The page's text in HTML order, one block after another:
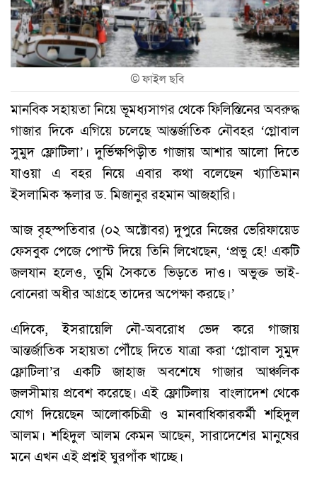
©ফাইল ছবি
মানবিক সহায়তা নিয়ে ভূমধ্যসাগর থেকে ফিলিস্তিনের অবরুদ্ধ
গাজার দিকে এগিয়ে চলেছে আন্তর্জাতিক নৌবহর ‘গ্লোবাল
সুমুদ ফ্লোটিলা’। দুর্ভিক্ষপিড়ীত গাজায় আশার আলো দিতে
যাওয়া এ বহর নিয়ে এবার কথা বলেছেন খ্যাতিমান
ইসলামিক স্কলার ড. মিজানুর রহমান আজহারি।
আজ বৃহস্পতিবার (০২ অক্টোবর) দুপুরে নিজের ভেরিফায়েড
ফেসবুক পেজে পোস্ট দিয়ে তিনি লিখেছেন, ‘প্রভু হে! একটি
জলযান হলেও, তুমি সৈকতে ভিড়তে দাও। অভুক্ত ভাই-
বোনেরা অধীর আগ্রহে তাদের অপেক্ষা করছে।’
এদিকে, ইসরায়েলি নৌ-অবরোধ ভেদ করে গাজায়
আন্তর্জাতিক সহায়তা পৌঁছে দিতে যাত্রা করা ‘গ্লোবাল সুমুদ
ফ্লোটিলা’র একটি জাহাজ অবশেষে গাজার আঞ্চলিক
জলসীমায় প্রবেশ করেছে। এই ফ্লোটিলায় বাংলাদেশ থেকে
যোগ দিয়েছেন আলোকচিত্রী ও মানবাধিকারকর্মী শহিদুল
আলম। শহিদুল আলম কেমন আছেন, সারাদেশের মানুষের
মনে এখন এই প্রশ্নই ঘুরপাঁক খাচ্ছে।